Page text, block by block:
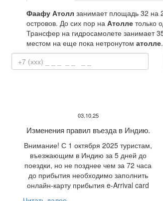
Фаафу Атолл занимает площадь 32 на
островов. До сих пор на Атолле только
Трансфер на гидросамолете занимает
местом на еще пока нетронутом атолле.
03.10.25
Изменения правил въезда в Индию.
Внимание! С 1 октября 2025 туристам,
въезжающим в Индию за 5 дней до
поездки, но не позднее чем за 72 часа
до прибытия необходимо заполнить
онлайн-карту прибытия e-Arrival card